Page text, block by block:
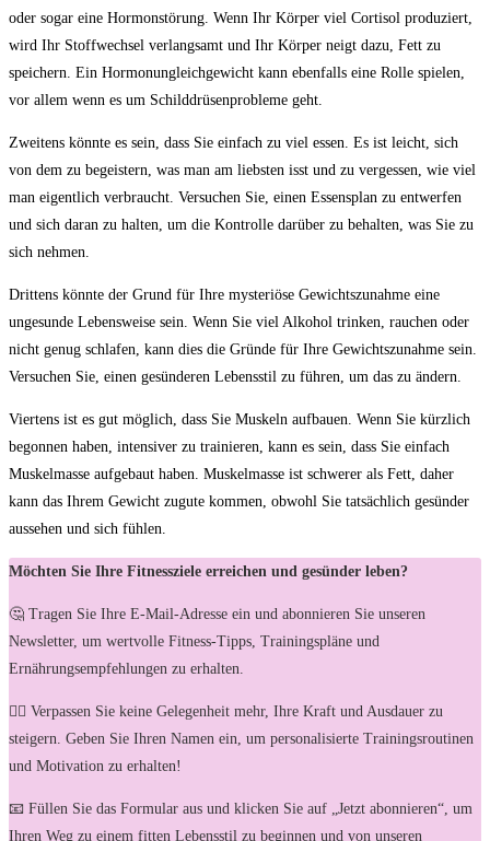
oder sogar eine Hormonstörung. Wenn Ihr Körper viel Cortisol produziert,
wird Ihr Stoffwechsel verlangsamt und Ihr Körper neigt dazu, Fett zu
speichern. Ein Hormonungleichgewicht kann ebenfalls eine Rolle spielen,
vor allem wenn es um Schilddrüsenprobleme geht.
Zweitens könnte es sein, dass Sie einfach zu viel essen. Es ist leicht, sich
von dem zu begeistern, was man am liebsten isst und zu vergessen, wie viel
man eigentlich verbraucht. Versuchen Sie, einen Essensplan zu entwerfen
und sich daran zu halten, um die Kontrolle darüber zu behalten, was Sie zu
sich nehmen.
Drittens könnte der Grund für Ihre mysteriöse Gewichtszunahme eine
ungesunde Lebensweise sein. Wenn Sie viel Alkohol trinken, rauchen oder
nicht genug schlafen, kann dies die Gründe für Ihre Gewichtszunahme sein.
Versuchen Sie, einen gesünderen Lebensstil zu führen, um das zu ändern.
Viertens ist es gut möglich, dass Sie Muskeln aufbauen. Wenn Sie kürzlich
begonnen haben, intensiver zu trainieren, kann es sein, dass Sie einfach
Muskelmasse aufgebaut haben. Muskelmasse ist schwerer als Fett, daher
kann das Ihrem Gewicht zugute kommen, obwohl Sie tatsächlich gesünder
aussehen und sich fühlen.
Möchten Sie Ihre Fitnessziele erreichen und gesünder leben?
🤔 Tragen Sie Ihre E-Mail-Adresse ein und abonnieren Sie unseren
Newsletter, um wertvolle Fitness-Tipps, Trainingspläne und
Ernährungsempfehlungen zu erhalten.
🏋️‍♀️ Verpassen Sie keine Gelegenheit mehr, Ihre Kraft und Ausdauer zu
steigern. Geben Sie Ihren Namen ein, um personalisierte Trainingsroutinen
und Motivation zu erhalten!
📧 Füllen Sie das Formular aus und klicken Sie auf „Jetzt abonnieren“, um
Ihren Weg zu einem fitten Lebensstil zu beginnen und von unseren